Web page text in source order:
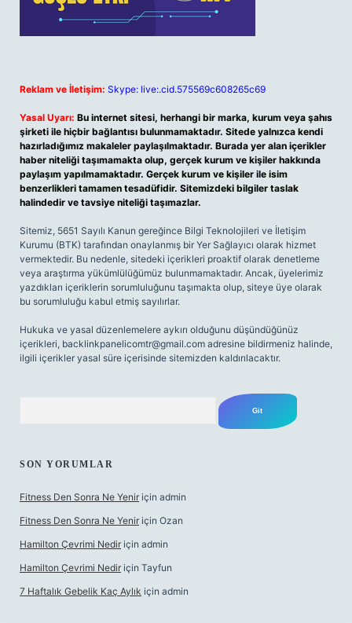
Reklam ve İletişim: Skype: live:.cid.575569c608265c69
Yasal Uyarı: Bu internet sitesi, herhangi bir marka, kurum veya şahıs
şirketi ile hiçbir bağlantısı bulunmamaktadır. Sitede yalnızca kendi
hazırladığımız makaleler paylaşılmaktadır. Burada yer alan içerikler
haber niteliği taşımamakta olup, gerçek kurum ve kişiler hakkında
paylaşım yapılmamaktadır. Gerçek kurum ve kişiler ile isim
benzerlikleri tamamen tesadüfidir. Sitemizdeki bilgiler taslak
halindedir ve tavsiye niteliği taşımazlar.
Sitemiz, 5651 Sayılı Kanun gereğince Bilgi Teknolojileri ve İletişim
Kurumu (BTK) tarafından onaylanmış bir Yer Sağlayıcı olarak hizmet
vermektedir. Bu nedenle, sitedeki içerikleri proaktif olarak denetleme
veya araştırma yükümlülüğümüz bulunmamaktadır. Ancak, üyelerimiz
yazdıkları içeriklerin sorumluluğunu taşımakta olup, siteye üye olarak
bu sorumluluğu kabul etmiş sayılırlar.
Hukuka ve yasal düzenlemelere aykırı olduğunu düşündüğünüz
içerikleri, backlinkpanelicomtr@gmail.com adresine bildirmeniz halinde,
ilgili içerikler yasal süre içerisinde sitemizden kaldırılacaktır.
SON YORUMLAR
Fitness Den Sonra Ne Yenir için admin
Fitness Den Sonra Ne Yenir için Ozan
Hamilton Çevrimi Nedir için admin
Hamilton Çevrimi Nedir için Tayfun
7 Haftalık Gebelik Kaç Aylık için admin